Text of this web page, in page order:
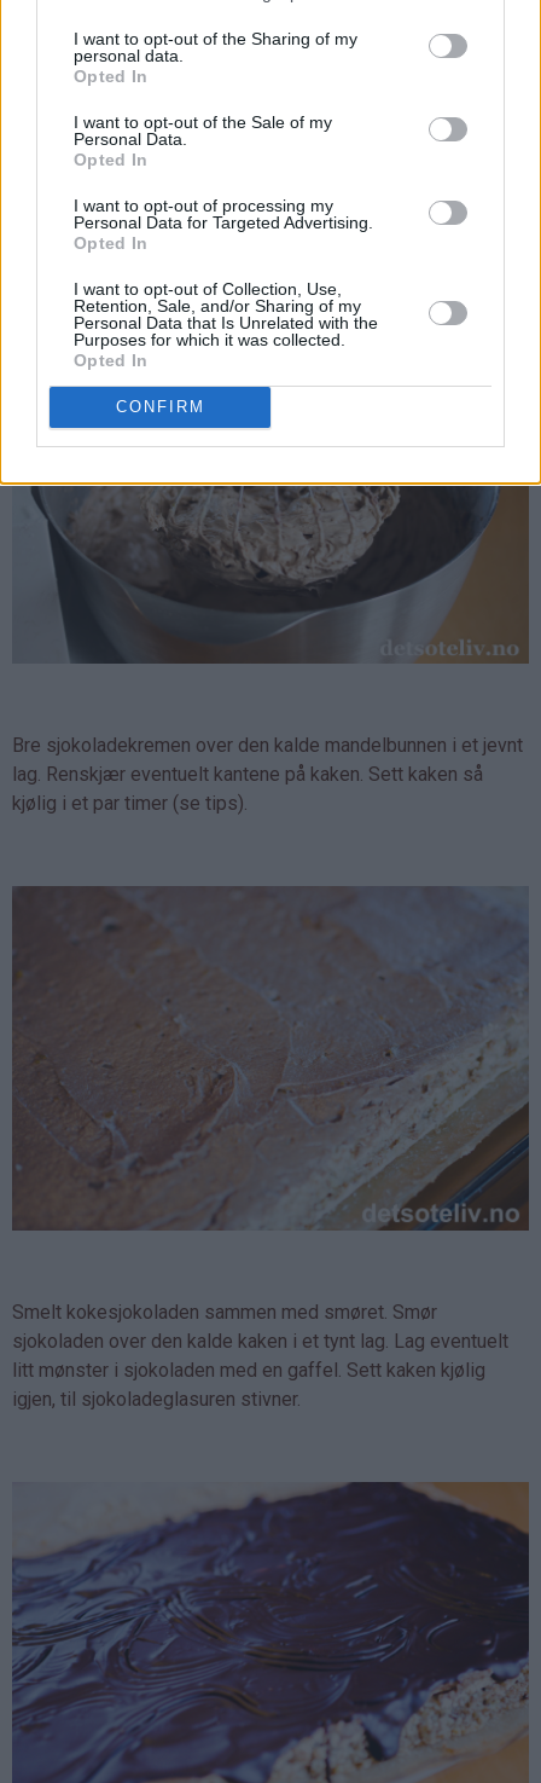
I want to opt-out of the Sharing of my
personal data.
Opted In
I want to opt-out of the Sale of my
Personal Data.
Opted In
I want to opt-out of processing my
Personal Data for Targeted Advertising.
Opted In
I want to opt-out of Collection, Use,
Retention, Sale, and/or Sharing of my
Personal Data that Is Unrelated with the
Purposes for which it was collected.
Opted In
CONFIRM
Pisk inn eggeplommene til en luftig smørkrem. Pisk til slutt
inn kakao og vaniljesukkeret.
Bre sjokoladekremen over den kalde mandelbunnen i et jevnt
lag. Renskjær eventuelt kantene på kaken. Sett kaken så
kjølig i et par timer (se tips).
Smelt kokesjokoladen sammen med smøret. Smør
sjokoladen over den kalde kaken i et tynt lag. Lag eventuelt
litt mønster i sjokoladen med en gaffel. Sett kaken kjølig
igjen, til sjokoladeglasuren stivner.